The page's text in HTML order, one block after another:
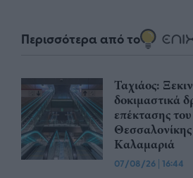
Περισσότερα από το
Ταχιάος:
δοκιμαστικά
επέκτασης
Καλαμαριά
07/08/26 | 16:44